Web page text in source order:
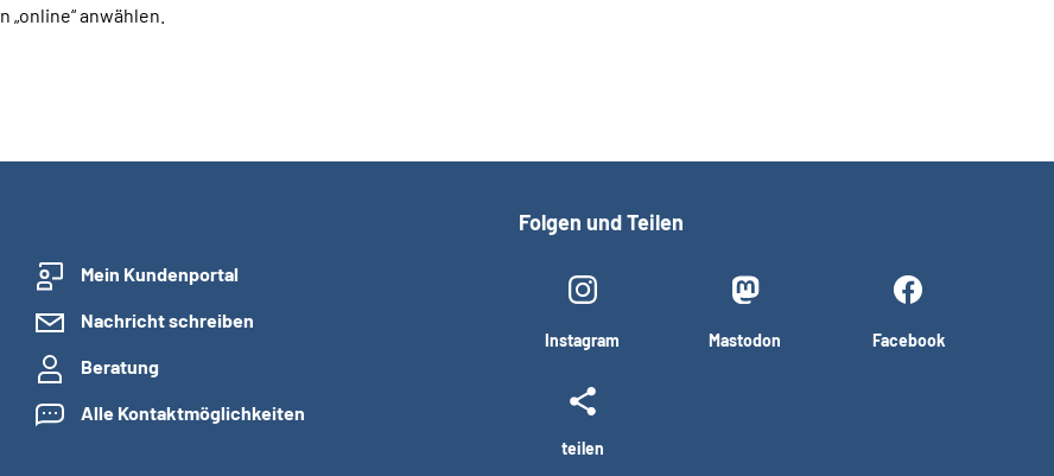
„online“ anwählen.
Mein Kundenportal
Nachricht schreiben
Beratung
Alle Kontaktmöglichkeiten
Folgen und Teilen
Instagram Mastodon Facebook
teilen